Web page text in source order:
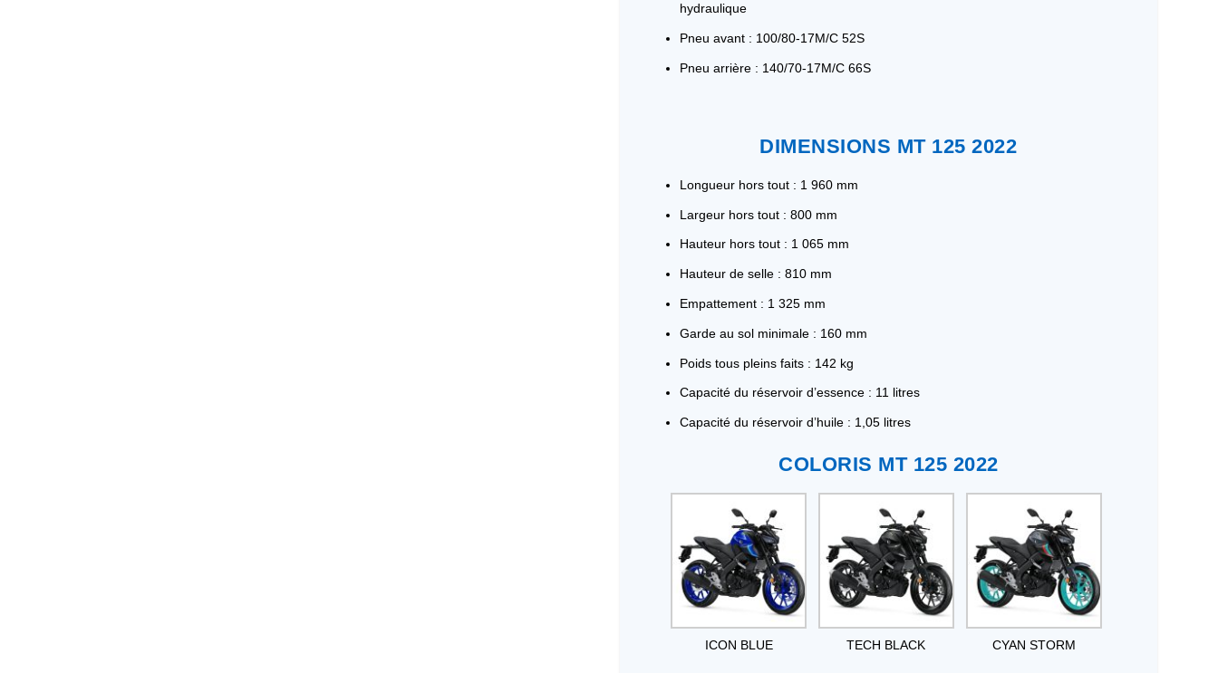
hydraulique
Pneu avant : 100/80-17M/C 52S
Pneu arrière : 140/70-17M/C 66S
DIMENSIONS MT 125 2022
Longueur hors tout : 1 960 mm
Largeur hors tout : 800 mm
Hauteur hors tout : 1 065 mm
Hauteur de selle : 810 mm
Empattement : 1 325 mm
Garde au sol minimale : 160 mm
Poids tous pleins faits : 142 kg
Capacité du réservoir d’essence : 11 litres
Capacité du réservoir d’huile : 1,05 litres
COLORIS MT 125 2022
ICON BLUE TECH BLACK CYAN STORM